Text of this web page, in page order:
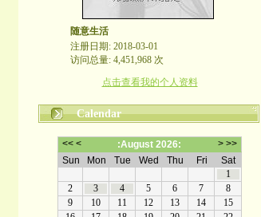
随意生活
注册日期: 2018-03-01
访问总量: 4,451,968 次
点击查看我的个人资料
Calendar